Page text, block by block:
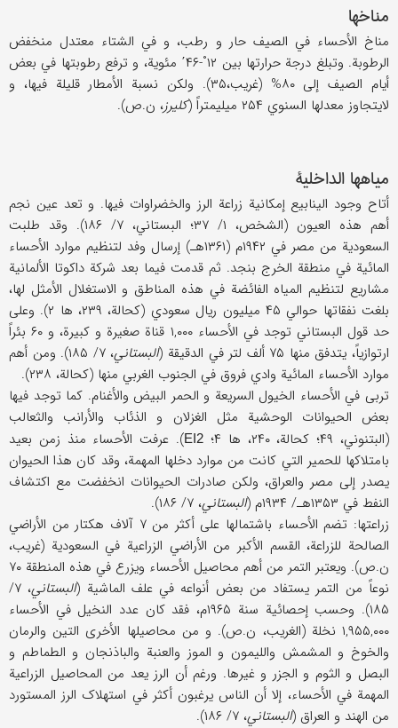
مناخها
مناخ الأحساء في الصیف حار و رطب، و في الشتاء معتدل منخفض
الرطوبة. وتبلغ درجة حرارتها بین ۱۲˚-۴۶΄ مئویة، و ترفع رطوبتها في بعض
أیام الصیف إلی ۸۰% (غریب،۳۵). ولکن نسبة الأمطار قلیلة فیها، و
لایتجاوز معدلها السنوي ۲۵۴ میلیمتراً (
کلیرز، ن.ص).
میاهها الداخلیة
أتاح وجود الینابیع إمکانیة زراعة الرز والخضراوات فیها. و تعد عین نجم
أهم هذه العیون (الشخص، ۱/ ۳۷؛ البستاني، ۷/ ۱۸۶). وقد طلبت
السعودیة من مصر في ۱۹۴۲م (۱۳۶۱هـ) إرسال وفد لتنظیم موارد الأحساء
المائیة في منطقة الخرج بنجد. ثم قدمت فیما بعد شرکة داکوتا الألمانیة
مشاریع لتنظیم المیاه الفائضة في هذه المناطق و الاستغلال الأمثل لها،
بلغت نفقاتها حوالي ۴۵ میلیون ریال سعودي (کحالة، ۲۳۹، ها ۲). وعلی
حد قول البستاني توجد في الأحساء ۱,۰۰۰ قناة صغیرة و کبیرة، و ۶۰ بئراً
ارتوازیاً، یتدفق منها ۷۵ ألف لتر في الدقیقة (
البستاني
، ۷/ ۱۸۵). ومن أهم
موارد الأحساء المائیة وادي فروق في الجنوب الغربي منها (کحالة، ۲۳۸).
تربی في الأحساء الخیول السریعة و الحمر البیض والأغنام. کما توجد فیها
بعض الحیوانات الوحشیة مثل الغزلان و الذئاب والأرانب والثعالب
(البتنوني، ۴۹؛ کحالة، ۲۴۰، ها ۴؛
EI2). عرفت الأحساء منذ زمن بعید
بامتلاکها للحمیر التي کانت من موارد دخلها المهمة، وقد کان هذا الحیوان
یصدر إلی مصر والعراق، ولکن صادرات الحیوانات انخفضت مع اکتشاف
النفط في ۱۳۵۳هـ/ ۱۹۳۴م (
البستاني، ۷/ ۱۸۶).
زراعتها: تضم الأحساء باشتمالها علی أکثر من ۷ آلاف هکتار من الأراضي
الصالحة للزراعة، القسم الأکبر من الأراضي الزراعیة في السعودیة (غریب،
ن.ص). ویعتبر التمر من أهم محاصیل الأحساء ویزرع في هذه المنطقة ۷۰
نوعاً من التمر یستفاد من بعض أنواعه في علف الماشیة (البستاني
، ۷/
۱۸۵). وحسب إحصائیة سنة ۱۹۶۵م، فقد کان عدد النخیل في الأحساء
۱,۹۵۵,۰۰۰ نخلة (الغریب، ن.ص). و من محاصیلها الأخری التین والرمان
والخوخ و المشمش واللیمون و الموز والعنبة والباذنجان و الطماطم و
البصل و الثوم و الجزر و غیرها. ورغم أن الرز یعد من المحاصیل الزراعیة
المهمة في الأحساء، إلا أن الناس یرغبون أکثر في استهلاک الرز المستورد
من الهند و العراق (البستاني، ۷/ ۱۸۶).